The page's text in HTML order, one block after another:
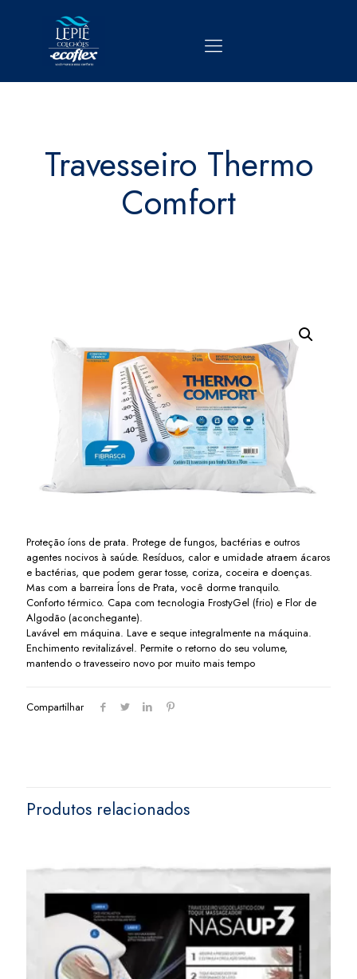
Travesseiro Thermo
Comfort
Proteção íons de prata. Protege de fungos, bactérias e outros
agentes nocivos à saúde. Resíduos, calor e umidade atraem ácaros
e bactérias, que podem gerar tosse, coriza, coceira e doenças.
Mas com a barreira Íons de Prata, você dorme tranquilo.
Conforto térmico. Capa com tecnologia FrostyGel (frio) e Flor de
Algodão (aconchegante).
Lavável em máquina. Lave e seque integralmente na máquina.
Enchimento revitalizável. Permite o retorno do seu volume,
mantendo o travesseiro novo por muito mais tempo
Compartilhar
Produtos relacionados